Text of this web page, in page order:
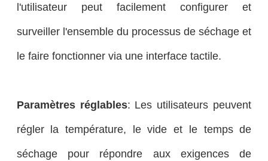
l'utilisateur peut facilement configurer et
surveiller l'ensemble du processus de séchage et
le faire fonctionner via une interface tactile.
Paramètres réglables: Les utilisateurs peuvent
régler la température, le vide et le temps de
séchage pour répondre aux exigences de